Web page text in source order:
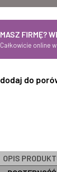
MASZ FIRMĘ?
Całkowicie online
dodaj do
OPIS